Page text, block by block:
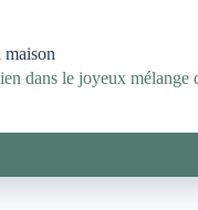
dans le joyeux mélange